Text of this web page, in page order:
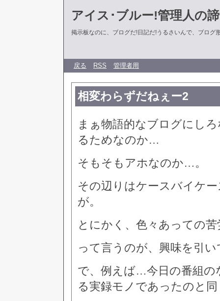
アイス･ブルー!管理人の
掲示板なのに、ブログだ!日記だ!うるさいんで、ブログ
戻る RSS 管理者用
相変わらずだねぇー2
まぁ物語的なブログにし
るためなのか…
そもそもアホなのか…。
その辺りはケースバイケ
が。
とにかく、色々あっての
って言うのが、興味を引
で、例えば…今日の番組の
る実録モノであったのと